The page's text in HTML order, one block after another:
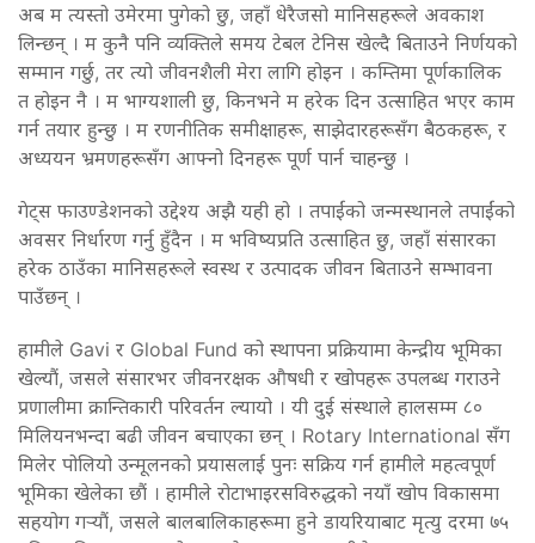
अब म त्यस्तो उमेरमा पुगेको छु, जहाँ धेरैजसो मानिसहरूले अवकाश
लिन्छन् । म कुनै पनि व्यक्तिले समय टेबल टेनिस खेल्दै बिताउने निर्णयको
सम्मान गर्छु, तर त्यो जीवनशैली मेरा लागि होइन । कम्तिमा पूर्णकालिक
त होइन नै । म भाग्यशाली छु, किनभने म हरेक दिन उत्साहित भएर काम
गर्न तयार हुन्छु । म रणनीतिक समीक्षाहरू, साझेदारहरूसँग बैठकहरू, र
अध्ययन भ्रमणहरूसँग आफ्नो दिनहरू पूर्ण पार्न चाहन्छु ।
गेट्स फाउण्डेशनको उद्देश्य अझै यही हो । तपाईंको जन्मस्थानले तपाईंको
अवसर निर्धारण गर्नु हुँदैन । म भविष्यप्रति उत्साहित छु, जहाँ संसारका
हरेक ठाउँका मानिसहरूले स्वस्थ र उत्पादक जीवन बिताउने सम्भावना
पाउँछन् ।
हामीले Gavi र Global Fund को स्थापना प्रक्रियामा केन्द्रीय भूमिका
खेल्यौं, जसले संसारभर जीवनरक्षक औषधी र खोपहरू उपलब्ध गराउने
प्रणालीमा क्रान्तिकारी परिवर्तन ल्यायो । यी दुई संस्थाले हालसम्म ८०
मिलियनभन्दा बढी जीवन बचाएका छन् । Rotary International सँग
मिलेर पोलियो उन्मूलनको प्रयासलाई पुनः सक्रिय गर्न हामीले महत्वपूर्ण
भूमिका खेलेका छौं । हामीले रोटाभाइरसविरुद्धको नयाँ खोप विकासमा
सहयोग गर्‍यौं, जसले बालबालिकाहरूमा हुने डायरियाबाट मृत्यु दरमा ७५